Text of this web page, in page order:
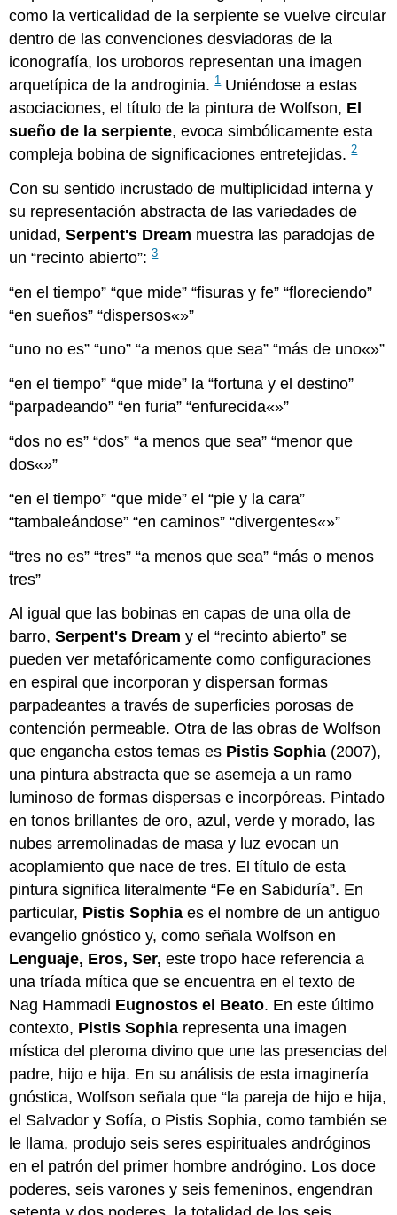
como la verticalidad de la serpiente se vuelve circular
dentro de las convenciones desviadoras de la
iconografía, los uroboros representan una imagen
arquetípica de la androginia.1Uniéndose a estas
asociaciones, el título de la pintura de Wolfson, El
sueño de la serpiente, evoca simbólicamente esta
compleja bobina de significaciones entretejidas.2
Con su sentido incrustado de multiplicidad interna y
su representación abstracta de las variedades de
unidad,Serpent's Dream muestra las paradojas de
un “recinto abierto”:3
en el tiempo que mide fisuras y fe
floreciendo
en sueños
dispersos
uno no es
uno a menos que sea
más de uno
en el tiempo
que mide la fortuna y el destino
parpadeando
en furia
enfurecida
dos no es
dos a menos que sea
menor que
dos
en el tiempo
que mide el pie y la cara
tambaleándose
en caminos
divergentes
tres no es
tres a menos que sea
más o menos
tres
Al igual que las bobinas en capas de una olla de
barro,Serpent's Dream y el “recinto abierto” se
pueden ver metafóricamente como configuraciones
en espiral que incorporan y dispersan formas
parpadeantes a través de superficies porosas de
contención permeable. Otra de las obras de Wolfson
que engancha estos temas es Pistis Sophia (2007),
una pintura abstracta que se asemeja a un ramo
luminoso de formas dispersas e incorpóreas. Pintado
en tonos brillantes de oro, azul, verde y morado, las
nubes arremolinadas de masa y luz evocan un
acoplamiento que nace de tres. El título de esta
pintura significa literalmente “Fe en Sabiduría”. En
particular, Pistis Sophia es el nombre de un antiguo
evangelio gnóstico y, como señala Wolfson en
Lenguaje, Eros, Ser, este tropo hace referencia a
una tríada mítica que se encuentra en el texto de
Nag Hammadi Eugnostos el Beato. En este último
contexto, Pistis Sophia representa una imagen
mística del pleroma divino que une las presencias del
padre, hijo e hija. En su análisis de esta imaginería
gnóstica, Wolfson señala que “la pareja de hijo e hija,
el Salvador y Sofía, o Pistis Sophia, como también se
le llama, produjo seis seres espirituales andróginos
en el patrón del primer hombre andrógino. Los doce
poderes, seis varones y seis femeninos, engendran